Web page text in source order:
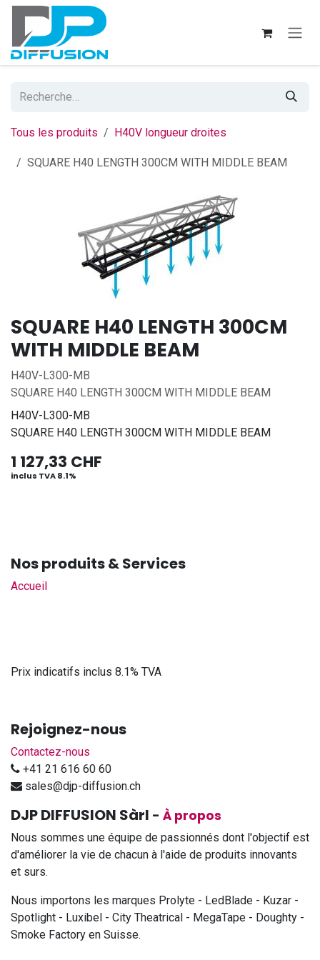
Se rendre au contenu
Tous les produits H40V longueur droites
SQUARE H40 LENGTH 300CM WITH MIDDLE BEAM
SQUARE H40 LENGTH 300CM
WITH MIDDLE BEAM
H40V-L300-MB
SQUARE H40 LENGTH 300CM WITH MIDDLE BEAM
H40V-L300-MB
SQUARE H40 LENGTH 300CM WITH MIDDLE BEAM
1 127,33 CHF
inclus TVA 8.1%
Nos produits & Services
Accueil
Prix indicatifs inclus 8.1% TVA
Rejoignez-nous
Contactez-nous
+41 21 616 60 60
sales@djp-diffusion.ch
DJP DIFFUSION Sàrl - À propos
Nous sommes une équipe de passionnés dont l'objectif est
d'améliorer la vie de chacun à l'aide de produits innovants
et surs.
Nous importons les marques Prolyte - LedBlade - Kuzar -
Spotlight - Luxibel - City Theatrical - MegaTape - Doughty -
Smoke Factory en Suisse.